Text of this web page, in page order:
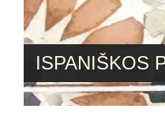
ISPANIŠKOS